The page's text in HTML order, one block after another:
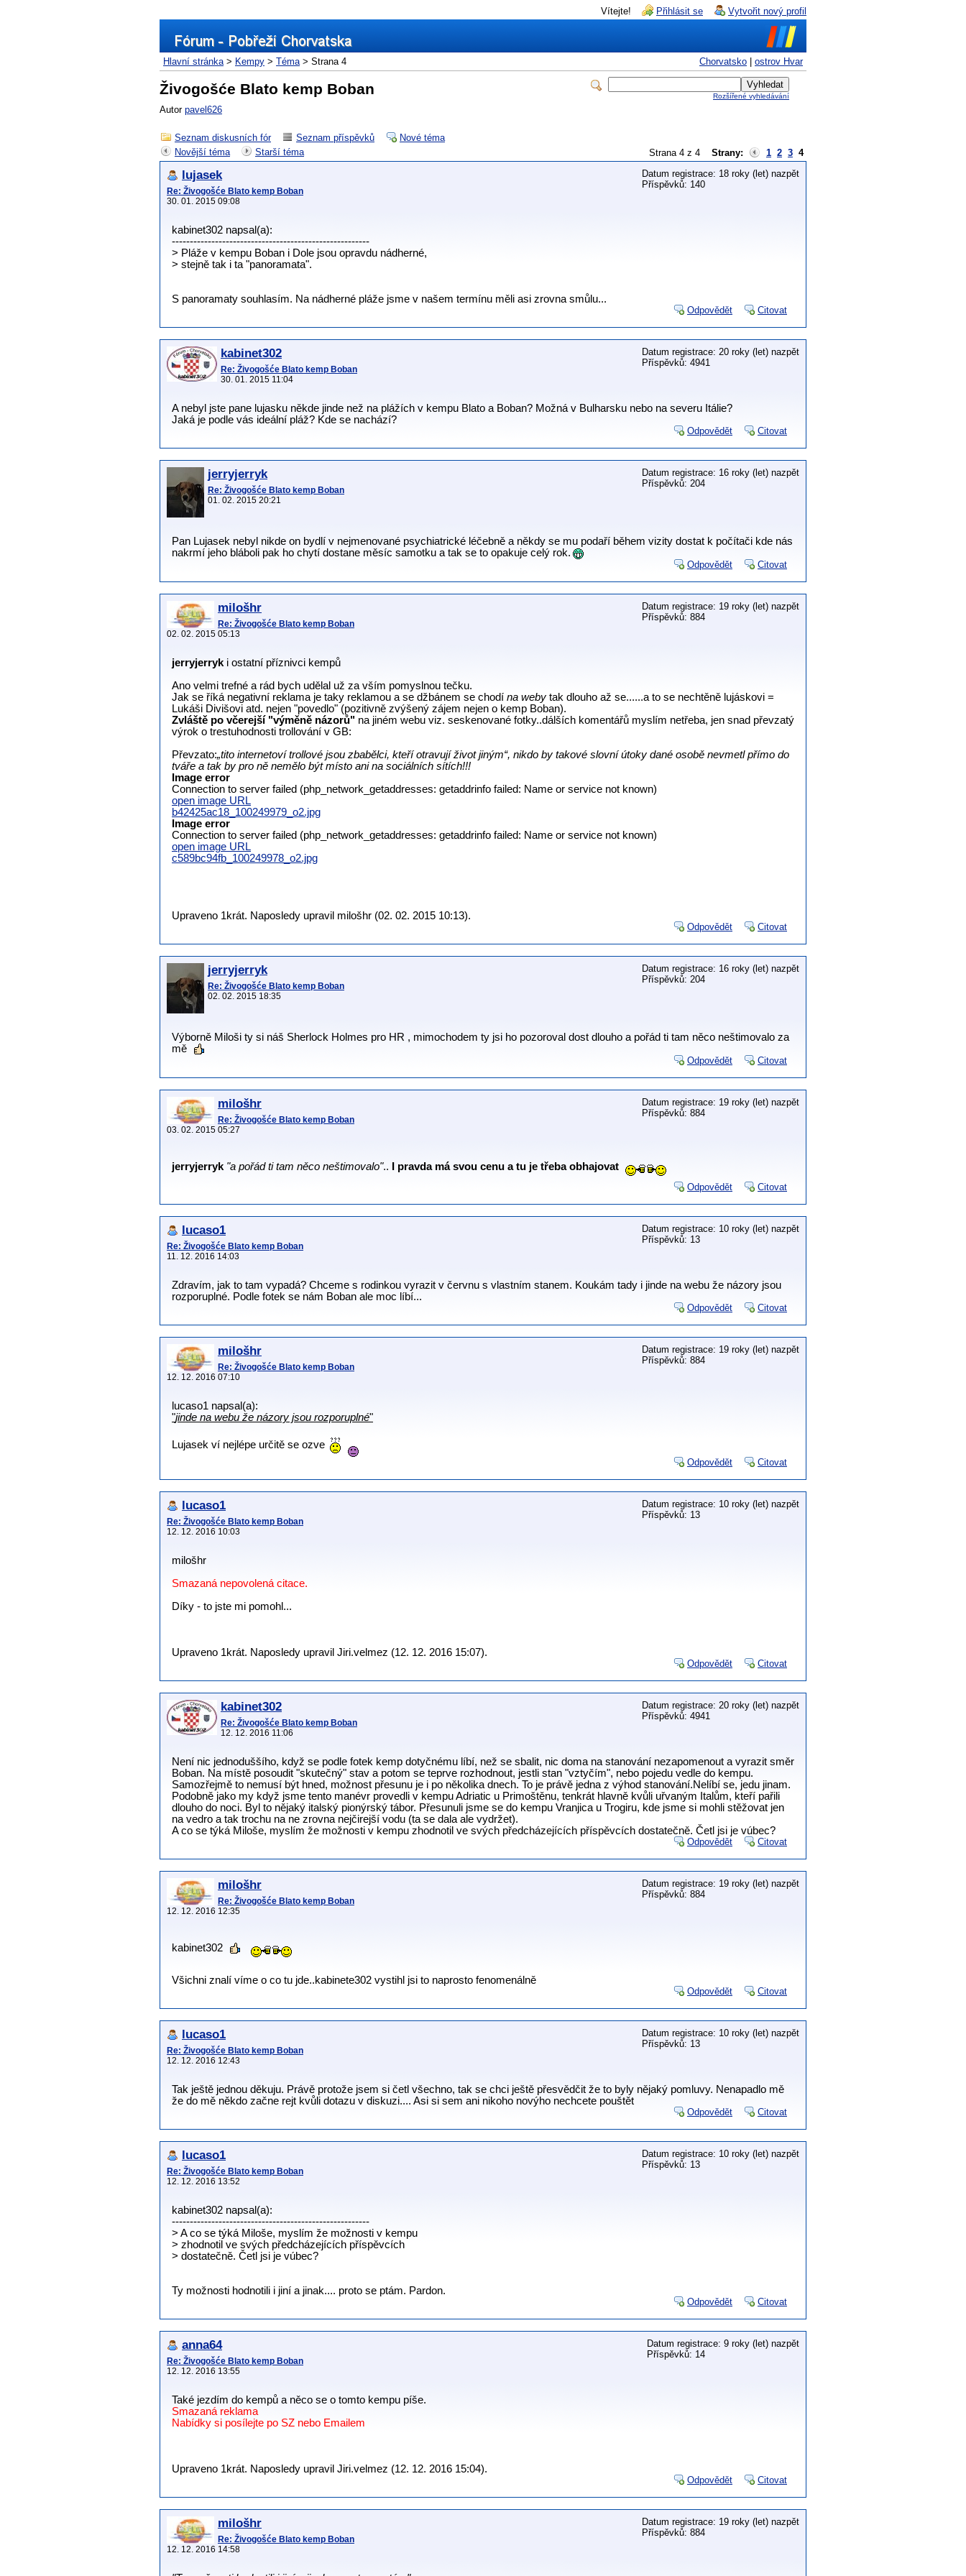
Vítejte! Přihlásit se Vytvořit nový profil
Chorvatsko ostrov Hvar
Hlavní stránka> Kempy > Téma> Strana 4
Rozšířené vyhledávání
Živogošće Blato kemp Boban
Autor pavel626
Seznam diskusních fór Seznam příspěvků
Nové téma
Strana 4 z 4 Strany: 1 2 3 4
Novější téma Starší téma
lujasek
Re: Živogošće Blato kemp Boban
30. 01. 2015 09:08
Datum registrace: 18 roky (let) nazpět
Příspěvků: 140
kabinet302 napsal(a):
-------------------------------------------------------
> Pláže v kempu Boban i Dole jsou opravdu nádherné,
> stejně tak i ta "panoramata".
S panoramaty souhlasím. Na nádherné pláže jsme v našem termínu měli asi zrovna smůlu...
Odpovědět Citovat
kabinet302
Re: Živogošće Blato kemp Boban
30. 01. 2015 11:04
Datum registrace: 20 roky (let) nazpět
Příspěvků: 4941
A nebyl jste pane lujasku někde jinde než na plážích v kempu Blato a Boban? Možná v Bulharsku nebo na severu Itálie?
Jaká je podle vás ideální pláž? Kde se nachází?
Odpovědět Citovat
jerryjerryk
Re: Živogošće Blato kemp Boban
01. 02. 2015 20:21
Datum registrace: 16 roky (let) nazpět
Příspěvků: 204
Pan Lujasek nebyl nikde on bydlí v nejmenované psychiatrické léčebně a někdy se mu podaří během vizity dostat k počítači kde nás
nakrmí jeho bláboli pak ho chytí dostane měsíc samotku a tak se to opakuje celý rok.
Odpovědět Citovat
milošhr
Re: Živogošće Blato kemp Boban
02. 02. 2015 05:13
Datum registrace: 19 roky (let) nazpět
Příspěvků: 884
jerryjerryk i ostatní příznivci kempů
Ano velmi trefné a rád bych udělal už za vším pomyslnou tečku.
Jak se říká negativní reklama je taky reklamou a se džbánem se chodí na weby tak dlouho až se......a to se nechtěně lujáskovi =
Lukáši Divišovi atd. nejen "povedlo" (pozitivně zvýšený zájem nejen o kemp Boban).
Zvláště po včerejší "výměně názorů" na jiném webu viz. seskenované fotky..dálších komentářů myslím netřeba, jen snad převzatý
výrok o trestuhodnosti trollování v GB:
Převzato:„tito internetoví trollové jsou zbabělci, kteří otravují život jiným“, nikdo by takové slovní útoky dané osobě nevmetl přímo do
tváře a tak by pro ně nemělo být místo ani na sociálních sítích!!!
Image error
Connection to server failed (php_network_getaddresses: getaddrinfo failed: Name or service not known)
open image URL
b42425ac18_100249979_o2.jpg
Image error
Connection to server failed (php_network_getaddresses: getaddrinfo failed: Name or service not known)
open image URL
c589bc94fb_100249978_o2.jpg
Upraveno 1krát. Naposledy upravil milošhr (02. 02. 2015 10:13).
Odpovědět Citovat
jerryjerryk
Re: Živogošće Blato kemp Boban
02. 02. 2015 18:35
Datum registrace: 16 roky (let) nazpět
Příspěvků: 204
Výborně Miloši ty si náš Sherlock Holmes pro HR , mimochodem ty jsi ho pozoroval dost dlouho a pořád ti tam něco neštimovalo za
mě
Odpovědět Citovat
milošhr
Re: Živogošće Blato kemp Boban
03. 02. 2015 05:27
Datum registrace: 19 roky (let) nazpět
Příspěvků: 884
jerryjerryk "a pořád ti tam něco neštimovalo".. I pravda má svou cenu a tu je třeba obhajovat
Odpovědět Citovat
lucaso1
Re: Živogošće Blato kemp Boban
11. 12. 2016 14:03
Datum registrace: 10 roky (let) nazpět
Příspěvků: 13
Zdravím, jak to tam vypadá? Chceme s rodinkou vyrazit v červnu s vlastním stanem. Koukám tady i jinde na webu že názory jsou
rozporuplné. Podle fotek se nám Boban ale moc líbí...
Odpovědět Citovat
milošhr
Re: Živogošće Blato kemp Boban
12. 12. 2016 07:10
Datum registrace: 19 roky (let) nazpět
Příspěvků: 884
lucaso1 napsal(a):
"jinde na webu že názory jsou rozporuplné"
Lujasek ví nejlépe určitě se ozve
Odpovědět Citovat
lucaso1
Re: Živogošće Blato kemp Boban
12. 12. 2016 10:03
Datum registrace: 10 roky (let) nazpět
Příspěvků: 13
milošhr
Smazaná nepovolená citace.
Díky - to jste mi pomohl...
Upraveno 1krát. Naposledy upravil Jiri.velmez (12. 12. 2016 15:07).
Odpovědět Citovat
kabinet302
Re: Živogošće Blato kemp Boban
12. 12. 2016 11:06
Datum registrace: 20 roky (let) nazpět
Příspěvků: 4941
Není nic jednoduššího, když se podle fotek kemp dotyčnému líbí, než se sbalit, nic doma na stanování nezapomenout a vyrazit směr
Boban. Na místě posoudit "skutečný" stav a potom se teprve rozhodnout, jestli stan "vztyčím", nebo pojedu vedle do kempu.
Samozřejmě to nemusí být hned, možnost přesunu je i po několika dnech. To je právě jedna z výhod stanování.Nelíbí se, jedu jinam.
Podobně jako my když jsme tento manévr provedli v kempu Adriatic u Primoštěnu, tenkrát hlavně kvůli uřvaným Italům, kteří pařili
dlouho do noci. Byl to nějaký italský pionýrský tábor. Přesunuli jsme se do kempu Vranjica u Trogiru, kde jsme si mohli stěžovat jen
na vedro a tak trochu na ne zrovna nejčirejší vodu (ta se dala ale vydržet).
A co se týká Miloše, myslím že možnosti v kempu zhodnotil ve svých předcházejících příspěvcích dostatečně. Četl jsi je vúbec?
Odpovědět Citovat
milošhr
Re: Živogošće Blato kemp Boban
12. 12. 2016 12:35
Datum registrace: 19 roky (let) nazpět
Příspěvků: 884
kabinet302
Všichni znalí víme o co tu jde..kabinete302 vystihl jsi to naprosto fenomenálně
Odpovědět Citovat
lucaso1
Re: Živogošće Blato kemp Boban
12. 12. 2016 12:43
Datum registrace: 10 roky (let) nazpět
Příspěvků: 13
Tak ještě jednou děkuju. Právě protože jsem si četl všechno, tak se chci ještě přesvědčit že to byly nějaký pomluvy. Nenapadlo mě
že do mě někdo začne rejt kvůli dotazu v diskuzi.... Asi si sem ani nikoho novýho nechcete pouštět
Odpovědět Citovat
lucaso1
Re: Živogošće Blato kemp Boban
12. 12. 2016 13:52
Datum registrace: 10 roky (let) nazpět
Příspěvků: 13
kabinet302 napsal(a):
-------------------------------------------------------
> A co se týká Miloše, myslím že možnosti v kempu
> zhodnotil ve svých předcházejících příspěvcích
> dostatečně. Četl jsi je vúbec?
Ty možnosti hodnotili i jiní a jinak.... proto se ptám. Pardon.
Odpovědět Citovat
anna64
Re: Živogošće Blato kemp Boban
12. 12. 2016 13:55
Datum registrace: 9 roky (let) nazpět
Příspěvků: 14
Také jezdím do kempů a něco se o tomto kempu píše.
Smazaná reklama
Nabídky si posílejte po SZ nebo Emailem
Upraveno 1krát. Naposledy upravil Jiri.velmez (12. 12. 2016 15:04).
Odpovědět Citovat
milošhr
Re: Živogošće Blato kemp Boban
12. 12. 2016 14:58
Datum registrace: 19 roky (let) nazpět
Příspěvků: 884